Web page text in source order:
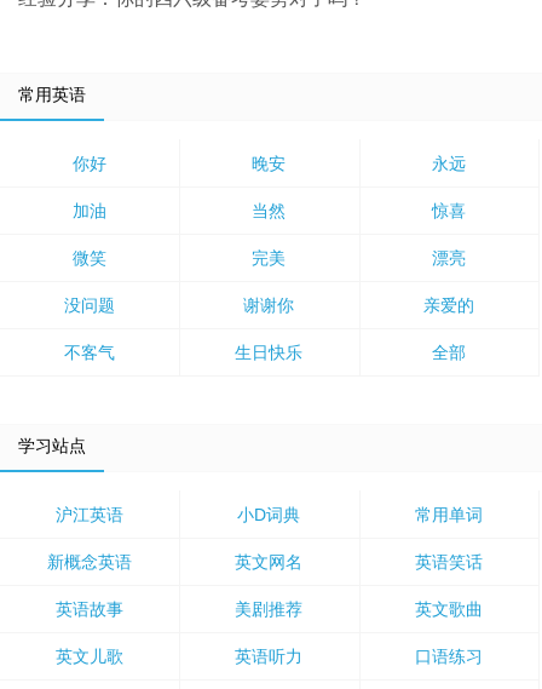
常用英语
你好 晚安 永远
加油 当然 惊喜
微笑 完美 漂亮
没问题 谢谢你 亲爱的
不客气 生日快乐 全部
学习站点
沪江英语 小D词典 常用单词
新概念英语 英文网名 英语笑话
英语故事 美剧推荐 英文歌曲
英文儿歌 英语听力 口语练习